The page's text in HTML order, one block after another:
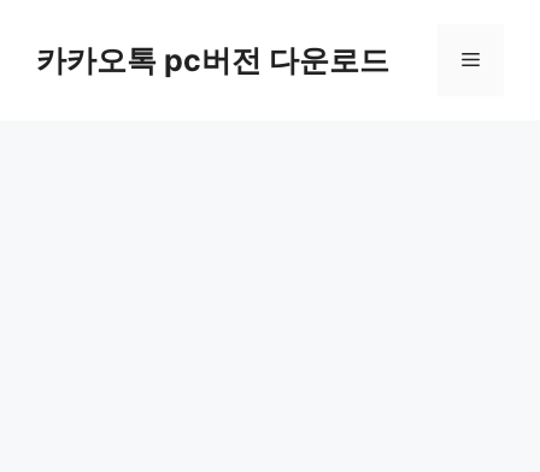
카카오톡 pc버전 다운로드 메